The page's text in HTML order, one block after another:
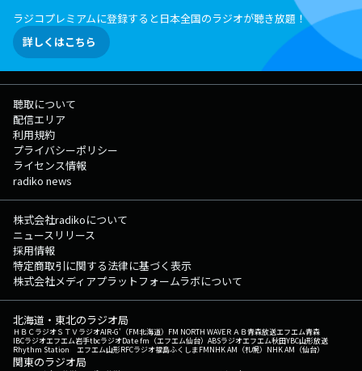
ラジコプレミアムに登録すると日本全国のラジオが聴き放題！
詳しくはこちら
聴取について
配信エリア
利用規約
プライバシーポリシー
ライセンス情報
radiko news
株式会社radikoについて
ニュースリリース
採用情報
特定商取引に関する法律に基づく表示
株式会社メディアプラットフォームラボについて
北海道・東北のラジオ局
ＨＢＣラジオＳＴＶラジオAIR-G'（FM北海道） FM NORTH WAVEＲＡＢ青森放送エフエム青森
IBCラジオエフエム岩手tbcラジオDate fm（エフエム仙台） ABSラジオエフエム秋田YBC山形放送
Rhythm Station エフエム山形RFCラジオ福島ふくしまFMNHK AM（札幌） NHK AM（仙台）
関東のラジオ局